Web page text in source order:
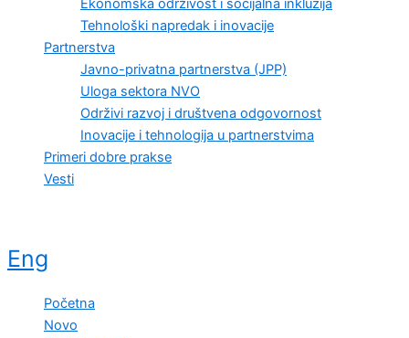
Ekonomska održivost i socijalna inkluzija
Tehnološki napredak i inovacije
Partnerstva
Javno-privatna partnerstva (JPP)
Uloga sektora NVO
Održivi razvoj i društvena odgovornost
Inovacije i tehnologija u partnerstvima
Primeri dobre prakse
Vesti
Eng
Početna
Novo